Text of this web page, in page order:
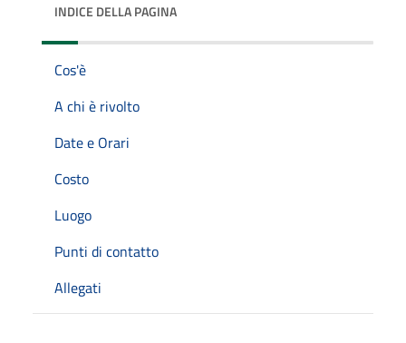
INDICE DELLA PAGINA
Cos'è
A chi è rivolto
Date e Orari
Costo
Luogo
Punti di contatto
Allegati